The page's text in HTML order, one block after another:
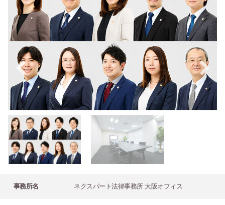
事務所名 ネクスパート法律事務所 大阪オフィス